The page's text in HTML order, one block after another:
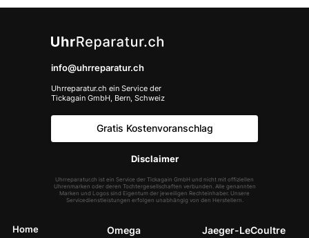
info@uhrreparatur.ch
Uhrreparatur.ch ein Service der
Tickagain GmbH, Bern, Schweiz
Gratis Kostenvoranschlag
Disclaimer
Uhrreparatur.ch ist ein Service der Tickagain GmbH und nicht mit offiziellen
Uhrenmarken oder deren Tochtergesellschaften verbunden. Alle genannten
Marken und Logos sind Eigentum der jeweiligen Rechteinhaber. Unsere
Servicedienstleistungen erfolgen unabhängig von den Herstellern.
Home
Omega Jaeger-LeCoultre